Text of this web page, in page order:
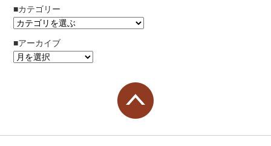
■カテゴリー
■アーカイブ